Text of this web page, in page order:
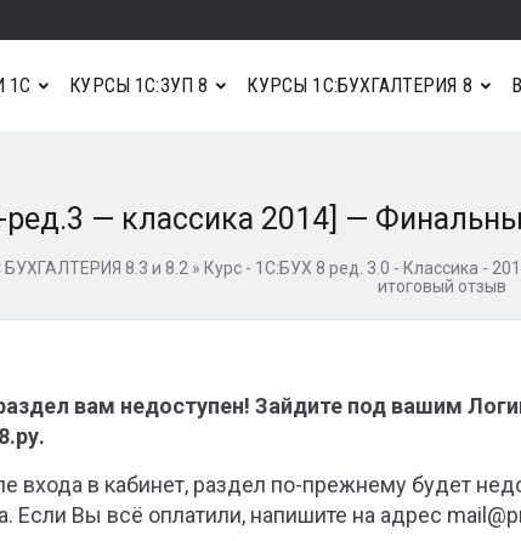
1С КУРСЫ 1С:ЗУП 8 КУРСЫ 1С:БУХГАЛТЕРИЯ 8
ред.3 — классика 2014] —
БУХГАЛТЕРИЯ 8.3 и 8.2 » Курс - 1С:БУХ 8 ред. 3.0 - Классика -
итоговый отзыв
вам недоступен! Зайдите под вашим
входа в кабинет, раздел по-прежнему будет
Если Вы всё оплатили, напишите на адрес